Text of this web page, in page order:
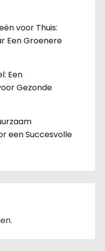
voor Thuis:
Een Groenere
Een
Gezonde
een Succesvolle